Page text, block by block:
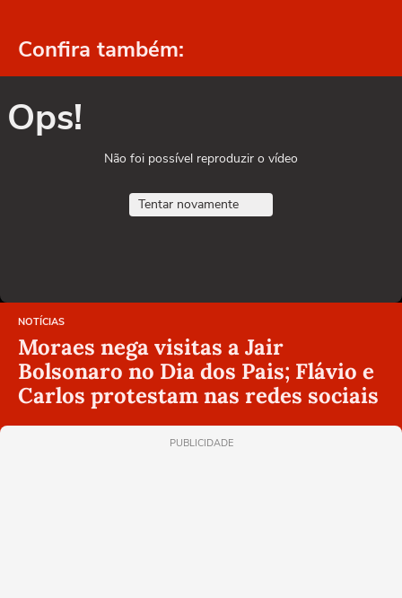
Confira também:
Ops!
Não foi possível reproduzir o vídeo
Tentar novamente
NOTÍCIAS
Moraes nega visitas a Jair
Bolsonaro no Dia dos Pais; Flávio e
Carlos protestam nas redes sociais
PUBLICIDADE